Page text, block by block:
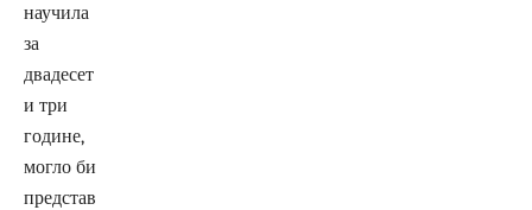
научила
за
двадесет
и три
године,
могло би
представ